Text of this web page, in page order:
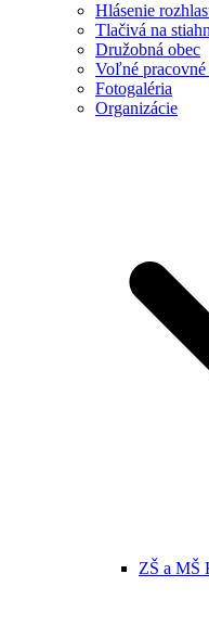
Hlásenie
Tlačivá na
Družobná obec
Voľné
Fotogaléria
Organizácie
ZŠ a MŠ